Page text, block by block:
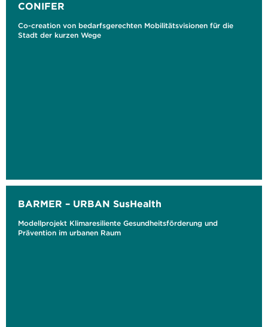
CONIFER
Co-creation von bedarfsgerechten Mobilitätsvisionen für die
Stadt der kurzen Wege
BARMER – URBAN SusHealth
Modellprojekt Klimaresiliente Gesundheitsförderung und
Prävention im urbanen Raum